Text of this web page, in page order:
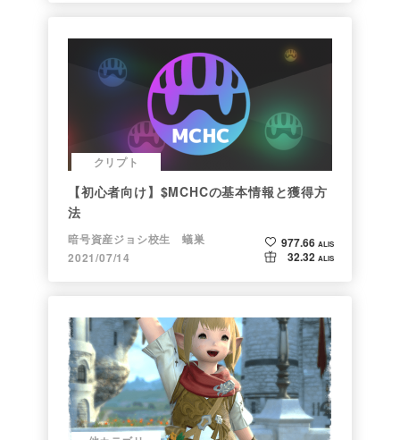
クリプト
【初心者向け】$MCHCの基本情報と獲得方
法
暗号資産ジョシ校生 蟻巣
2021/07/14
977.66 ALIS
32.32 ALIS